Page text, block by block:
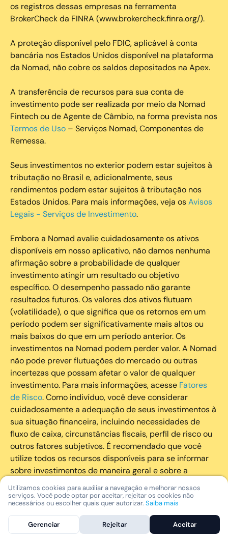
os registros dessas empresas na ferramenta
BrokerCheck da FINRA (www.brokercheck.finra.org/).
A proteção disponível pelo FDIC, aplicável à conta
bancária nos Estados Unidos disponível na plataforma
da Nomad, não cobre os saldos depositados na Apex.
A transferência de recursos para sua conta de
investimento pode ser realizada por meio da Nomad
Fintech ou de Agente de Câmbio, na forma prevista nos
Termos de Uso – Serviços Nomad, Componentes de
Remessa.
Seus investimentos no exterior podem estar sujeitos à
tributação no Brasil e, adicionalmente, seus
rendimentos podem estar sujeitos à tributação nos
Estados Unidos. Para mais informações, veja osAvisos
Legais - Serviços de Investimento.
Embora a Nomad avalie cuidadosamente os ativos
disponíveis em nosso aplicativo, não damos nenhuma
afirmação sobre a probabilidade de qualquer
investimento atingir um resultado ou objetivo
específico. O desempenho passado não garante
resultados futuros. Os valores dos ativos flutuam
(volatilidade), o que significa que os retornos em um
período podem ser significativamente mais altos ou
mais baixos do que em um período anterior. Os
investimentos na Nomad podem perder valor. A Nomad
não pode prever flutuações do mercado ou outras
incertezas que possam afetar o valor de qualquer
investimento. Para mais informações, acesse Fatores
de Risco. Como indivíduo, você deve considerar
cuidadosamente a adequação de seus investimentos à
sua situação financeira, incluindo necessidades de
fluxo de caixa, circunstâncias fiscais, perfil de risco ou
outros fatores subjetivos. É recomendado que você
utilize todos os recursos disponíveis para se informar
sobre investimentos de maneira geral e sobre a
composição geral de seu portfólio. Questões fiscais ou
legais relativas aos investimentos realizados através da
Nomad devem ser obtidas pelos próprios clientes. A
Nomad e suas afiliadas não fornecem nenhum tipo de
aconselhamento legal ou fiscal.
Utilizamos cookies para auxiliar a navegação e melhorar nossos
serviços. Você pode optar por aceitar, rejeitar os cookies não
necessários ou escolher quais quer autorizar. Saiba mais
Gerenciar Rejeitar Aceitar